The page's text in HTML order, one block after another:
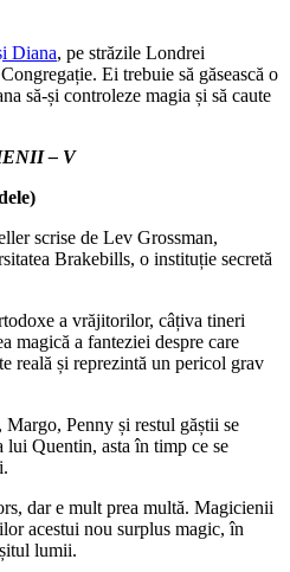
Diana, pe străzile Londrei
Ei trebuie să găsească o
să-și controleze magia și să caute
– V
scrise de Lev Grossman,
Brakebills, o instituție secretă
a vrăjitorilor, câțiva tineri
magică a fanteziei despre care
reală și reprezintă un pericol grav
Penny și restul găștii se
lui Quentin, asta în timp ce se
dar e mult prea multă. Magicienii
acestui nou surplus magic, în
lumii.